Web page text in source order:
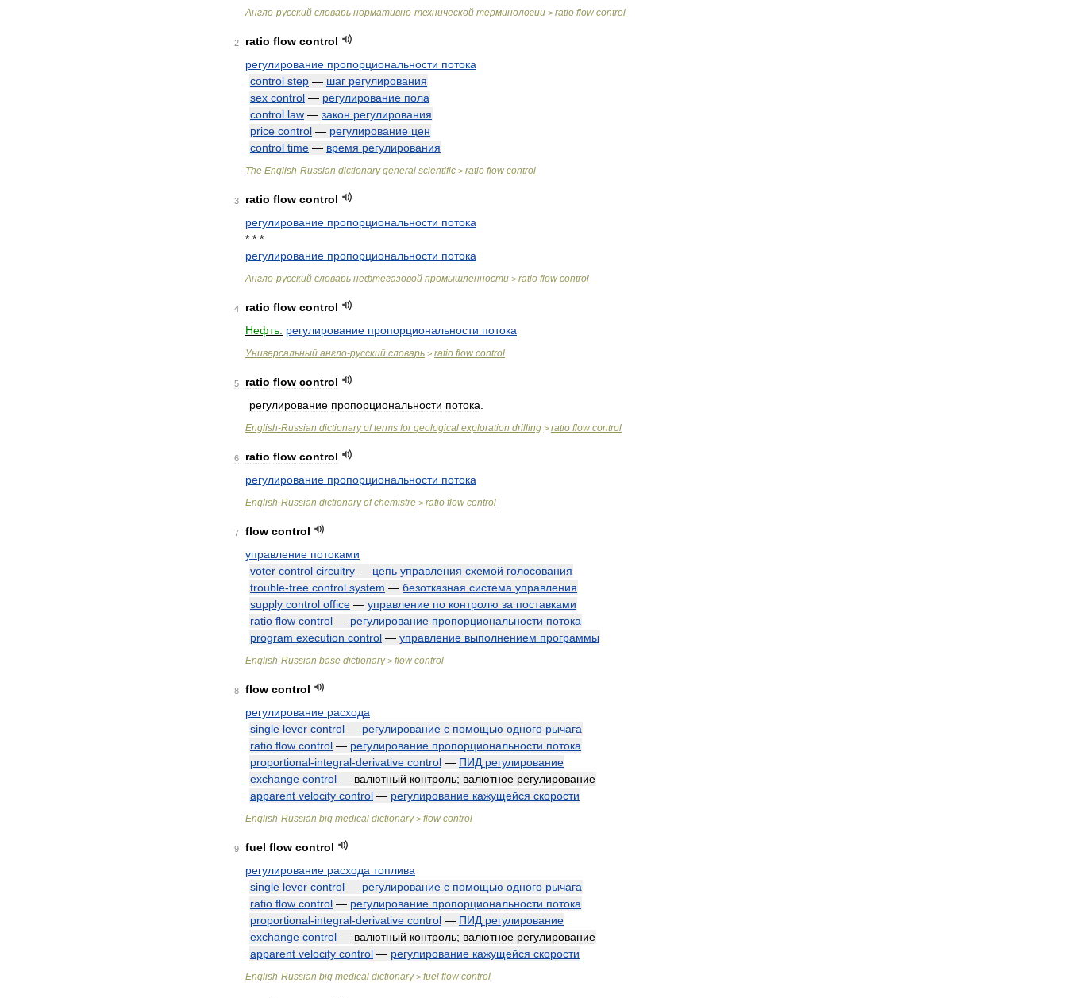
Англо-русский словарь нормативно-технической терминологии > ratio flow control
2 ratio flow control
регулирование пропорциональности потока
control step — шаг регулирования
sex control — регулирование пола
control law — закон регулирования
price control — регулирование цен
control time — время регулирования
The English-Russian dictionary general scientific > ratio flow control
3 ratio flow control
регулирование пропорциональности потока
* * *
регулирование пропорциональности потока
Англо-русский словарь нефтегазовой промышленности > ratio flow control
4 ratio flow control
Нефть: регулирование пропорциональности потока
Универсальный англо-русский словарь > ratio flow control
5 ratio flow control
регулирование пропорциональности потока
English-Russian dictionary of terms for geological exploration drilling > ratio flow control
6 ratio flow control
регулирование пропорциональности потока
English-Russian dictionary of chemistre > ratio flow control
7 flow control
управление потоками
voter control circuitry — цепь управления схемой голосования
trouble-free control system — безотказная система управления
supply control office — управление по контролю за поставками
ratio flow control — регулирование пропорциональности потока
program execution control — управление выполнением программы
English-Russian base dictionary > flow control
8 flow control
регулирование расхода
single lever control — регулирование с помощью одного рычага
ratio flow control — регулирование пропорциональности потока
proportional-integral-derivative control — ПИД регулирование
exchange control — валютный контроль; валютное регулирование
apparent velocity control — регулирование кажущейся скорости
English-Russian big medical dictionary> flow control
9 fuel flow control
регулирование расхода топлива
single lever control — регулирование с помощью одного рычага
ratio flow control — регулирование пропорциональности потока
proportional-integral-derivative control — ПИД регулирование
exchange control — валютный контроль; валютное регулирование
apparent velocity control — регулирование кажущейся скорости
English-Russian big medical dictionary> fuel flow control